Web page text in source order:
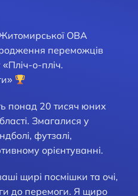
ОВА
переможців
о-пліч.
понад 20 тисяч юних
Змагалися у
футзалі,
орієнтуванні.
щирі посмішки та очі,
до перемоги. Я щиро